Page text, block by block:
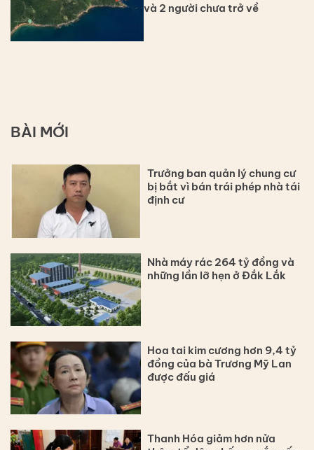
và 2 người chưa trở về
BÀI MỚI
Trưởng ban quản lý chung cư
bị bắt vì bán trái phép nhà tái
định cư
Nhà máy rác 264 tỷ đồng và
những lần lỡ hẹn ở Đắk Lắk
Hoa tai kim cương hơn 9,4 tỷ
đồng của bà Trương Mỹ Lan
được đấu giá
Thanh Hóa giảm hơn nửa